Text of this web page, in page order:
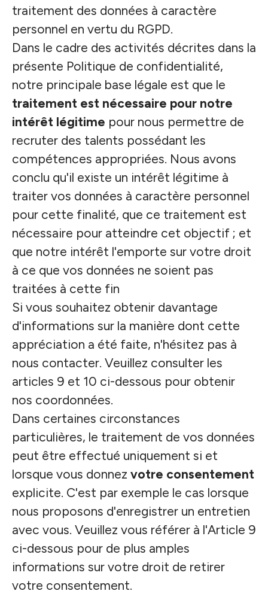
traitement des données à caractère
personnel en vertu du RGPD.
Dans le cadre des activités décrites dans la
présente Politique de confidentialité,
notre principale base légale est que le
traitement est nécessaire pour notre
intérêt légitime pour nous permettre de
recruter des talents possédant les
compétences appropriées. Nous avons
conclu qu'il existe un intérêt légitime à
traiter vos données à caractère personnel
pour cette finalité, que ce traitement est
nécessaire pour atteindre cet objectif ; et
que notre intérêt l'emporte sur votre droit
à ce que vos données ne soient pas
traitées à cette fin
Si vous souhaitez obtenir davantage
d'informations sur la manière dont cette
appréciation a été faite, n'hésitez pas à
nous contacter. Veuillez consulter les
articles 9 et 10 ci-dessous pour obtenir
nos coordonnées.
Dans certaines circonstances
particulières, le traitement de vos données
peut être effectué uniquement si et
lorsque vous donnez votre consentement
explicite. C'est par exemple le cas lorsque
nous proposons d'enregistrer un entretien
avec vous. Veuillez vous référer à l'Article 9
ci-dessous pour de plus amples
informations sur votre droit de retirer
votre consentement.